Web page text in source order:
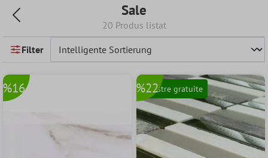
Sale
20 Produs listat
Filter
%16 Mostre gratuite
%22